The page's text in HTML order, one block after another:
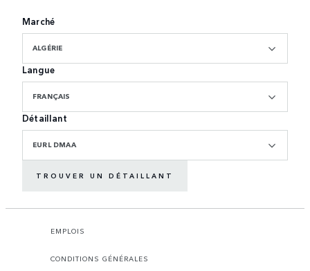
Marché
ALGÉRIE
Langue
FRANÇAIS
Détaillant
EURL DMAA
TROUVER UN DÉTAILLANT
EMPLOIS
CONDITIONS GÉNÉRALES